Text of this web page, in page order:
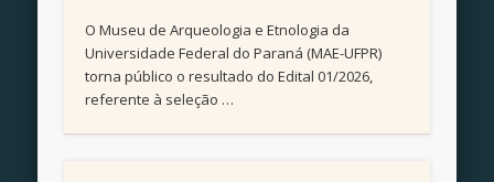
O Museu de Arqueologia e Etnologia da
Universidade Federal do Paraná (MAE-UFPR)
torna público o resultado do Edital 01/2026,
referente à seleção …